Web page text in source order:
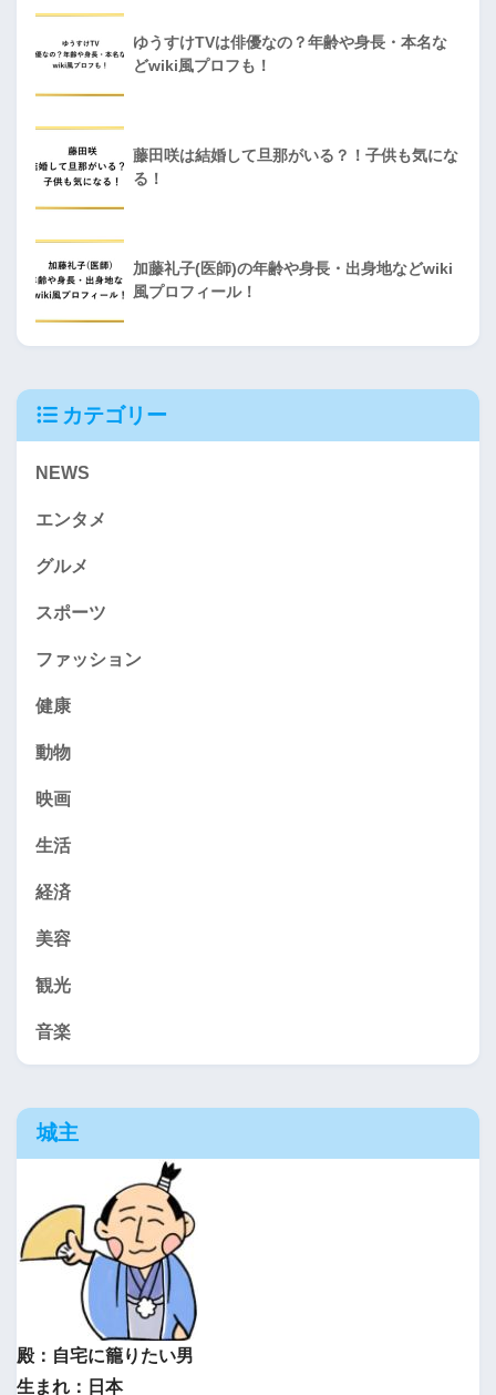
ゆうすけTVは俳優なの？年齢や身長・本名な
どwiki風プロフも！
藤田咲は結婚して旦那がいる？！子供も気にな
る！
加藤礼子(医師)の年齢や身長・出身地などwiki
風プロフィール！
カテゴリー
NEWS
エンタメ
グルメ
スポーツ
ファッション
健康
動物
映画
生活
経済
美容
観光
音楽
城主
殿：自宅に籠りたい男
生まれ：日本